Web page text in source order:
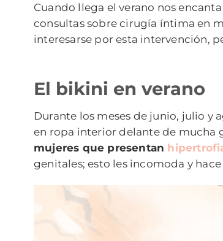
Cuando llega el verano nos
consultas sobre cirugía íntima en
interesarse por esta intervención,
El bikini en verano
Durante los meses de junio, julio y
en ropa interior delante de mucha
mujeres que presentan
genitales; esto les incomoda y